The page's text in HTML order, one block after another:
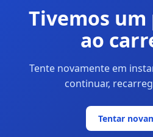
Tivemos
ao
Tente novamente em
continuar,
Tentar